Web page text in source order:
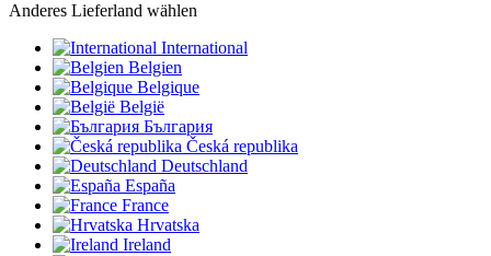
Anderes Lieferland wählen
International
Belgien
Belgique
België
България
Česká republika
Deutschland
España
France
Hrvatska
Ireland